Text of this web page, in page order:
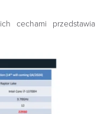
cechami przedstawia